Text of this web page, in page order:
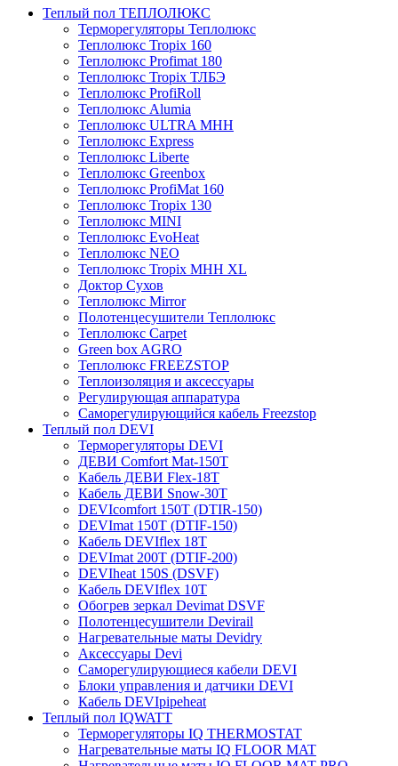
Теплый пол ТЕПЛОЛЮКС
Терморегуляторы Теплолюкс
Теплолюкс Tropix 160
Теплолюкс Profimat 180
Теплолюкс Tropix ТЛБЭ
Теплолюкс ProfiRoll
Теплолюкс Alumia
Теплолюкс ULTRA МНН
Теплолюкс Express
Теплолюкс Liberte
Теплолюкс Greenbox
Теплолюкс ProfiMat 160
Теплолюкс Tropix 130
Теплолюкс MINI
Теплолюкс EvoHeat
Теплолюкс NEO
Теплолюкс Tropix МНН XL
Доктор Сухов
Теплолюкс Mirror
Полотенцесушители Теплолюкс
Теплолюкс Carpet
Green box AGRO
Теплолюкс FREEZSTOP
Теплоизоляция и аксессуары
Регулирующая аппаратура
Cаморегулирующийся кабель Freezstop
Теплый пол DEVI
Терморегуляторы DEVI
ДЕВИ Comfort Mat-150T
Кабель ДЕВИ Flex-18T
Кабель ДЕВИ Snow-30T
DEVIcomfort 150T (DTIR-150)
DEVImat 150T (DTIF-150)
Кабель DEVIflex 18T
DEVImat 200T (DTIF-200)
DEVIheat 150S (DSVF)
Кабель DEVIflex 10T
Обогрев зеркал Devimat DSVF
Полотенцесушители Devirail
Нагревательные маты Devidry
Аксессуары Devi
Саморегулирующиеся кабели DEVI
Блоки управления и датчики DEVI
Кабель DEVIpipeheat
Теплый пол IQWATT
Терморегуляторы IQ THERMOSTAT
Нагревательные маты IQ FLOOR MAT